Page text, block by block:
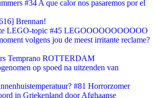
#34 A que calor nos pasaremos por el
Brennan!
LEGO-topic #45 LEGOOOOOOOOOOO
volgens jou de meest irritante reclame?
Temprano ROTTERDAM
op spoed na uitzenden van
#81 Horrorzomer
in Griekenland door Afghaanse